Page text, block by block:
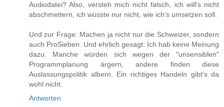
Audiodatei? Also, versteh mich nicht falsch, ich will's nicht
abschmettern, ich wüsste nur nicht, wie ich's umsetzen soll.
Und zur Frage: Machen ja nicht nur die Schweizer, sondern
auch ProSieben. Und ehrlich gesagt: Ich hab keine Meinung
dazu. Manche würden sich wegen der "unsensiblen"
Programmplanung ärgern, andere finden diese
Auslassungspolitik albern. Ein richtiges Handeln gibt's da
wohl nicht.
Antworten